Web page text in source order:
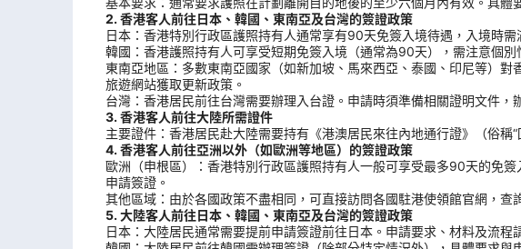
2. 香港客人前往日本、韓國、東南亞及台灣的簽證政策
日本：香港特別行政區護照持有人通常享有90天免簽入境待遇，入境時需
韓國：香港護照持有人可享受短期免簽入境（通常為90天），需注意個別
東南亞地區：多數東南亞國家（如新加坡、馬來西亞、泰國、印尼等）
旅遊網站獲取更新政策。
台灣：香港居民前往台灣需要辦理入台證。申請時須準備相關證明文件，
3. 香港客人前往大陸所需證件
主要證件：香港居民赴大陸需要持有《港澳居民來往內地通行證》（俗稱
4. 香港客人前往亞洲以外（如歐洲等地區）的簽證政策
歐洲（申根區）：香港特別行政區護照持有人一般可享受最多90天的免
申請簽證。
其他區域：由於各國政策不盡相同，可直接訪問各國駐港使領館官網，查
5. 大陸客人前往日本、韓國、東南亞及台灣的簽證政策
日本：大陸居民通常需要提前申請簽證前往日本。申請要求、材料及流程